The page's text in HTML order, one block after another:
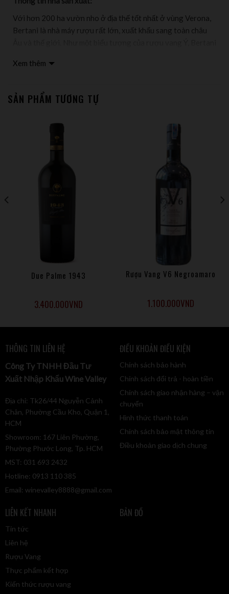
Với hơn 200 ha vườn nho ở địa thế tốt nhất ở vùng Verona,
Bertani là nhà máy rượu rất lớn, xuất khẩu sang toàn châu
vườn nho cũng như chú trọng đặc biệt đến thổ nhưỡng, sinh
mới cùng sự nhạy bén trong kinh doanh giúp Bertaini đạt
được danh tiếng và chất lượng rượu đỉnh cao: những
chiếu cho các nhà rượu trong khu vực.
• Sức ảnh hưởng của nhà rượu Bertani đến vùng Veneto,
đặc biệt là rượu vang Amarone quan trọng đến mức người ta
ví Bertani và Amarone là hai định nghĩa tương đồng.
• Bertani Amarone Classico là một trong những loại Rượu
Xem thêm
SẢN PHẨM TƯƠNG TỰ
Due Palme 1943
3.400.000VND
Rượu Vang V6 Negroamaro
1.100.000VND
THÔNG TIN LIÊN HỆ
Công Ty TNHH Đầu Tư
Xuất Nhập Khẩu Wine Valley
Địa chỉ: Tk26/44 Nguyễn Cảnh
Chân, Phường Cầu Kho, Quận 1,
HCM
Showroom: 167 Liên Phường,
Phường Phước Long, Tp. HCM
MST: 031 693 2432
Hotline: 0913 110 385
Email: winevalley8888@gmail.com
ĐIỀU KHOẢN ĐIỀU KIỆN
Chính sách bảo hành
Chính sách đổi trả - hoàn tiền
Chính sách giao nhận hàng – vận
chuyển
Hình thức thanh toán
Chính sách bảo mật thông tin
Điều khoản giao dịch chung
LIÊN KẾT NHANH
Tin tức
Liên hệ
Rượu Vang
Thực phẩm kết hợp
Kiến thức rượu vang
BẢN ĐỒ